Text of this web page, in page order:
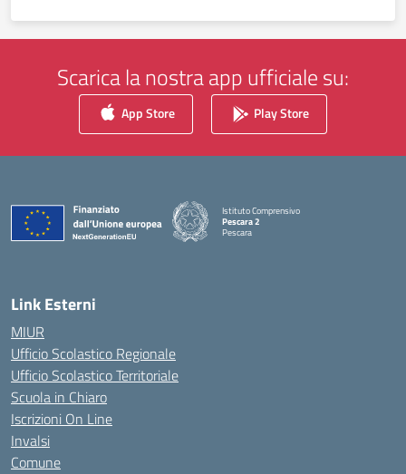
Scarica la nostra app ufficiale su:
App Store Play Store
Istituto Comprensivo
Pescara 2
Pescara
Link Esterni
MIUR
Ufficio Scolastico Regionale
Ufficio Scolastico Territoriale
Scuola in Chiaro
Iscrizioni On Line
Invalsi
Comune